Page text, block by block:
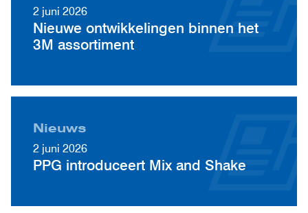
2 juni 2026
Nieuwe ontwikkelingen binnen het
3M assortiment
Nieuws
2 juni 2026
PPG introduceert Mix and Shake